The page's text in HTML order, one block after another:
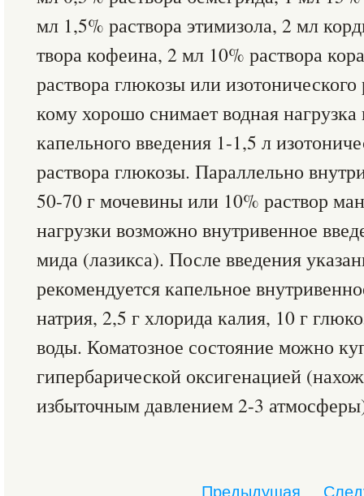
мл 1,5% раствора этимизола, 2 мл
твора кофеина, 2 мл 10% раствора
раствора глюкозы или
кому хорошо снимает водная
капельного введения 1-1,5 л
раствора глюкозы. Параллельно
50-70 г моче­вины или 10% раствор
нагрузки возможно внутривенное
мида (лазикса). После введения
рекомендуется капельное
натрия, 2,5 г хлорида калия, 10 г
воды. Коматозное состояние можно
гипербарической оксигенацией
избыточным давлением 2-3
Предыдущая